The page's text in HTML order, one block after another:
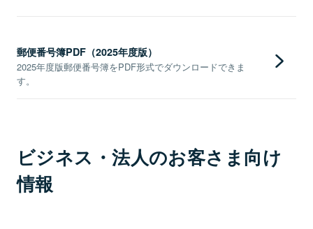
郵便番号簿PDF（2025年度版）
2025年度版郵便番号簿をPDF形式でダウンロードできま
す。
ビジネス・法人のお客さま向け
情報